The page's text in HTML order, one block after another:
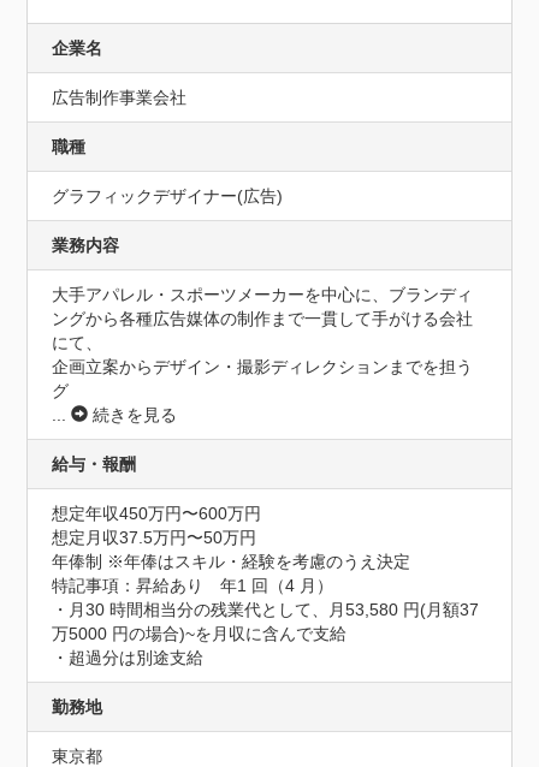
企業名
広告制作事業会社
職種
グラフィックデザイナー(広告)
業務内容
大手アパレル・スポーツメーカーを中心に、ブランディ
ングから各種広告媒体の制作まで一貫して手がける会社
にて、
企画立案からデザイン・撮影ディレクションまでを担う
グ
...
続きを見る
給与・報酬
想定年収450万円〜600万円
想定月収37.5万円〜50万円
年俸制 ※年俸はスキル・経験を考慮のうえ決定
特記事項：昇給あり　年1 回（4 月）
・⽉30 時間相当分の残業代として、⽉53,580 円(月額37
万5000 円の場合)~を月収に含んで⽀給
・超過分は別途⽀給
勤務地
東京都